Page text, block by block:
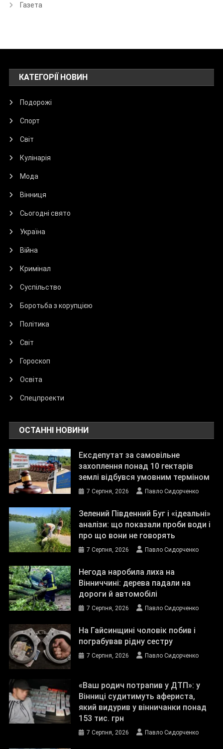
Газета
КАТЕГОРІЇ НОВИН
Подорожі
Спорт
Світ
Кулінарія
Мода
Вінниця
Сьогодні свято
Україна
Війна
Кримінал
Суспільство
Боротьба з корупцією
Політика
Світ
Гороскоп
Освіта
Спецпроекти
ОСТАННІ НОВИНИ
Ексдепутат за самовільне
захоплення понад 10 гектарів
землі відбувся умовним терміном
7 Серпня, 2026 Павло Сидорченко
Зелений Південний Буг і «ідеальні»
аналізи: що показали проби води і
про що вони не говорять
7 Серпня, 2026 Павло Сидорченко
Негода наробила лиха на
Вінниччині: дерева падали на
дороги й автомобілі
7 Серпня, 2026 Павло Сидорченко
На Гайсинщині чоловік побив і
пограбував рідну сестру
7 Серпня, 2026 Павло Сидорченко
«Ваш родич потрапив у ДТП»: у
Вінниці судитимуть афериста,
який видурив у вінничанки понад
153 тис. грн
7 Серпня, 2026 Павло Сидорченко